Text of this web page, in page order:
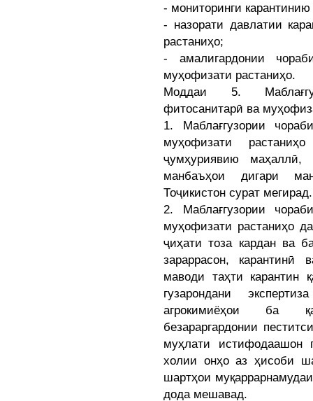
- мониторинги
- назорати давлатии
растаниҳо;
- амалигардонии
муҳофизати растаниҳо.
Моддаи 5.
фитосанитарӣ ва
1. Маблағгузории
муҳофизати
ҷумҳуриявию маҳаллӣ,
манбаъҳои дигари
Тоҷикистон сурат мегирад.
2. Маблағгузории
муҳофизати растаниҳо
ҷиҳати тоза кардан ва
зараррасон, карантинӣ
маводи таҳти карантин
гузарондани
агрокимиёҳои ба
безараргардонии
муҳлати истифодаашон
холии онҳо аз ҳисоби
шартҳои
дода мешавад.